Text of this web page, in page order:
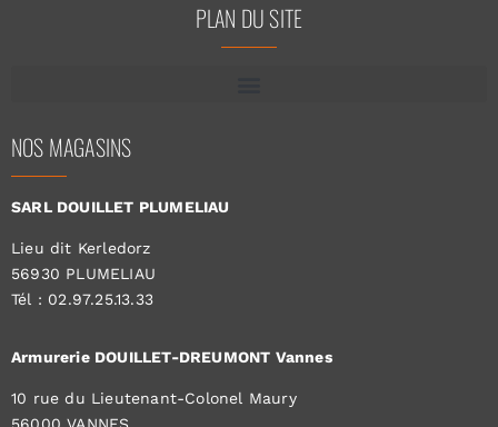
PLAN DU SITE
NOS MAGASINS
SARL DOUILLET PLUMELIAU
Lieu dit Kerledorz
56930 PLUMELIAU
Tél : 02.97.25.13.33
Armurerie DOUILLET-DREUMONT Vannes
10 rue du Lieutenant-Colonel Maury